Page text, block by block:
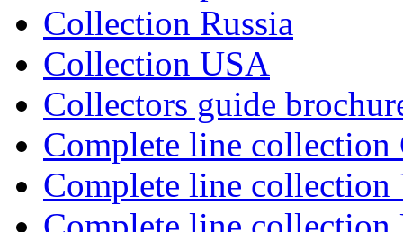
Collection Russia
Collection USA
Collectors guide
Complete line collection
Complete line collection